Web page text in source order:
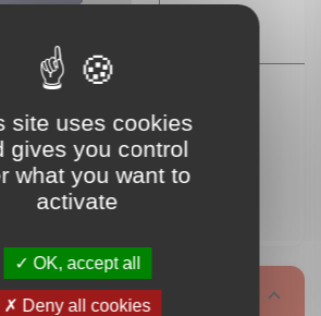
376
kWh/m².an
extrêmement performant
site uses cookies
gives you control
what you want to
activate
OK, accept all
Deny all cookies